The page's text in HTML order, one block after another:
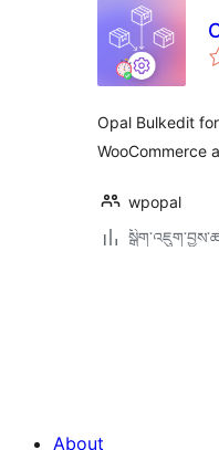
Opal Bulkedit
WooCommerce
wpopal
About